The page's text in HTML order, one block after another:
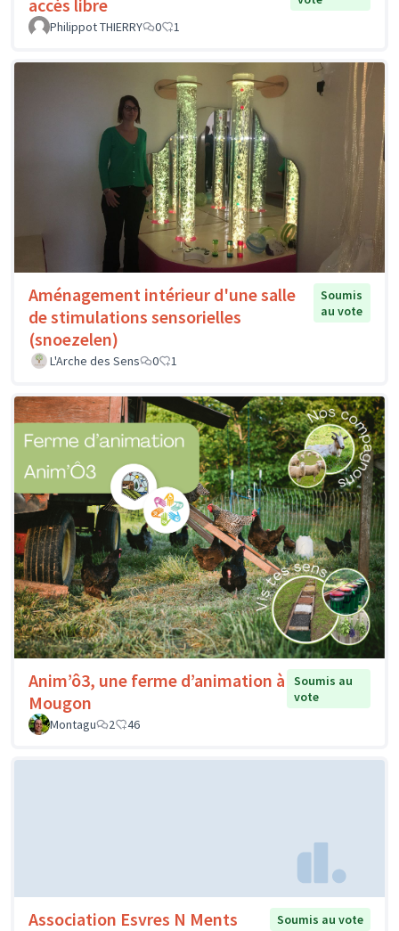
accès libre
Philippot THIERRY
0 1
Aménagement intérieur d'une salle
de stimulations sensorielles
(snoezelen)
Soumis
au vote
L'Arche des Sens 0 1
Anim’ô3, une ferme d’animation à
Mougon
Soumis au
vote
Montagu
2 46
Association Esvres N Ments
Soumis au vote